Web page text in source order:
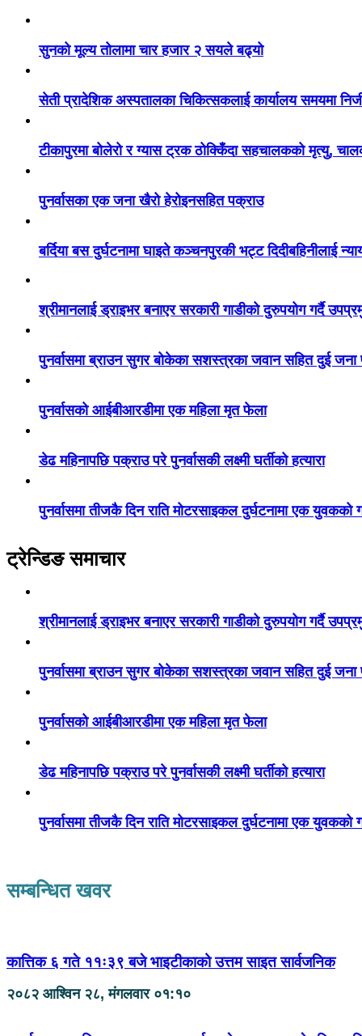
सुनको मूल्य तोलामा चार हजार २ सयले बढ्यो
सेती प्रादेशिक अस्पतालका चिकित्सकलाई कार्यालय समयमा
टीकापुरमा बोलेरो र ग्यास ट्रक ठोक्किँदा सहचालकको मृत्यु,
पुनर्वासका एक जना खैरो हेरोइनसहित पक्राउ
बर्दिया बस दुर्घटनामा घाइते कञ्चनपुरकी भट्ट दिदीबहिनीलाई
श्रीमानलाई ड्राइभर बनाएर सरकारी गाडीको दुरुपयोग गर्दै
पुनर्वासमा ब्राउन सुगर बोकेका सशस्त्रका जवान सहित दुई जना
पुनर्वासको आईबीआरडीमा एक महिला मृत फेला
डेढ महिनापछि पक्राउ परे पुनर्वासकी लक्ष्मी घर्तीको हत्यारा
पुनर्वासमा तीजकै दिन राति मोटरसाइकल दुर्घटनामा एक युवकको
ट्रेन्डिङ समाचार
श्रीमानलाई ड्राइभर बनाएर सरकारी गाडीको दुरुपयोग गर्दै
पुनर्वासमा ब्राउन सुगर बोकेका सशस्त्रका जवान सहित दुई जना
पुनर्वासको आईबीआरडीमा एक महिला मृत फेला
डेढ महिनापछि पक्राउ परे पुनर्वासकी लक्ष्मी घर्तीको हत्यारा
पुनर्वासमा तीजकै दिन राति मोटरसाइकल दुर्घटनामा एक युवकको
सम्बन्धित खवर
कात्तिक ६ गते ११ः३९ बजे भाइटीकाको उत्तम साइत सार्वजनिक
२०८२ आश्विन २८, मंगलवार ०१:१०